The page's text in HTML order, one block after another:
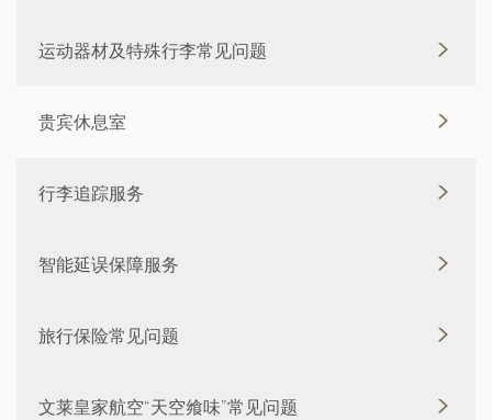
运动器材及特殊行李常见问题
贵宾休息室
行李追踪服务
智能延误保障服务
旅行保险常见问题
文莱皇家航空“天空飨味”常见问题